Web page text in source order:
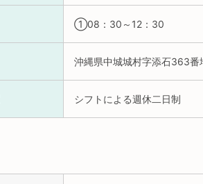
①08：30～12：30
沖縄県中城城村字添石363番
シフトによる週休二日制